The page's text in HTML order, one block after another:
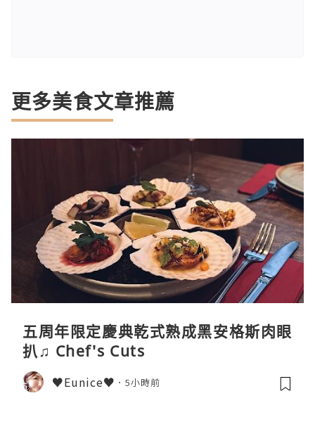
更多美食文章推薦
五周年限定慶典乾式熟成黑安格斯肉眼
扒♫ Chef's Cuts
♥Eunice♥ 5小時前